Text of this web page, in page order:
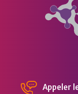
Appeler